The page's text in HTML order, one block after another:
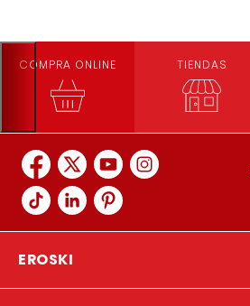
COMPRA ONLINE TIENDAS
EROSKI